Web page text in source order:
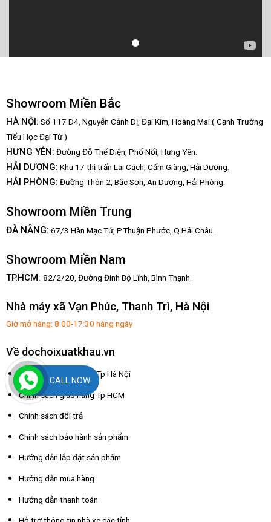
Showroom Miền Bắc
HÀ NỘI: Số 117 D4, Nguyễn Cảnh Dị, Đại Kim, Hoàng Mai.( Cạnh Trường
Tiểu Học Đại Từ )
HƯNG YÊN: Đường Đỗ Thế Diện, Phố Nối, Hưng Yên.
HẢI DƯƠNG: Khu 17 thị trấn Lai Cách, Cẩm Giàng, Hải Dương.
HẢI PHÒNG: Đường Thôn 2, Bắc Sơn, An Dương, Hải Phòng.
Showroom Miền Trung
ĐÀ NẴNG: 67/3 Hàn Mạc Tử, P.Thuận Phước, Q.Hải Châu.
Showroom Miền Nam
TP.HCM: 82/2/20, Đường Đinh Bộ Lĩnh, Bình Thạnh.
Nhà máy xã Vạn Phúc, Thanh Trì, Hà Nội
Giờ mở hàng: 8:00-17:30 hàng ngày
Về dochoixuatkhau.vn
Chính sách giao hàng Tp Hà Nội
Chính sách giao hàng Tp HCM
Chính sách đổi trả
Chính sách bảo hành sản phẩm
Hướng dẫn lắp đặt sản phẩm
Hướng dẫn mua hàng
Hướng dẫn thanh toán
CALL NOW